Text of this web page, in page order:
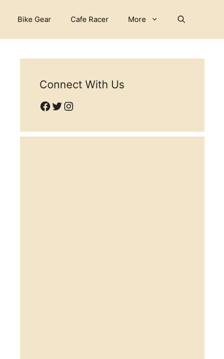
Bike Gear Cafe Racer More
Connect With Us
Facebook
Twitter
Instagram